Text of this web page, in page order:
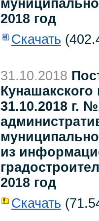
2018 год
Скачать
31.10.2018
31.10.2018 г.
из
2018 год
Скачать